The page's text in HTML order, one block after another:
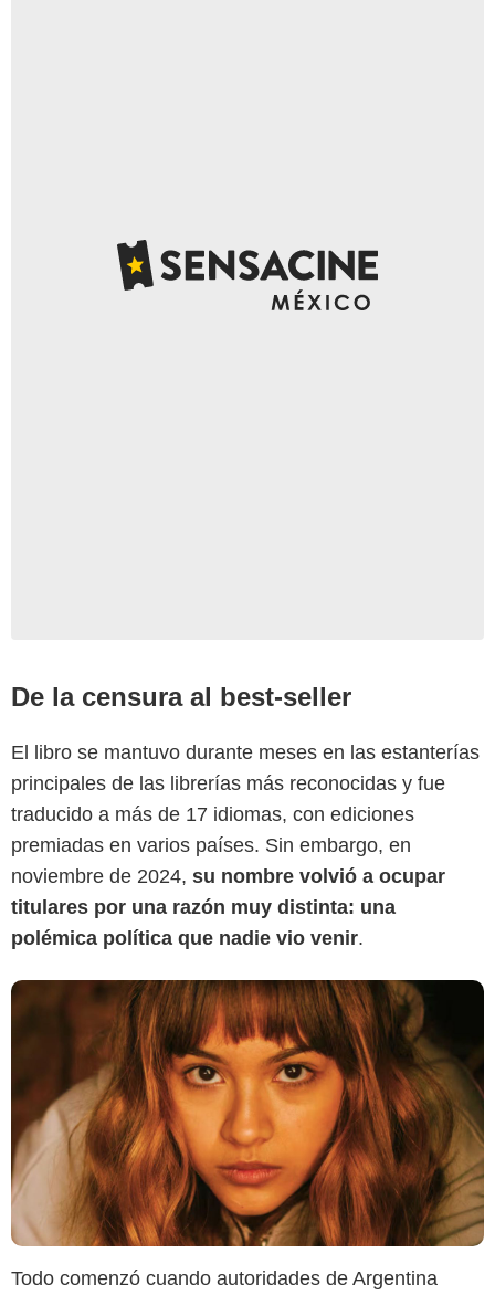
De la censura al best-seller
El libro se mantuvo durante meses en las estanterías
principales de las librerías más reconocidas y fue
traducido a más de 17 idiomas, con ediciones
premiadas en varios países. Sin embargo, en
noviembre de 2024, su nombre volvió a ocupar
titulares por una razón muy distinta: una
polémica política que nadie vio venir.
Todo comenzó cuando autoridades de Argentina